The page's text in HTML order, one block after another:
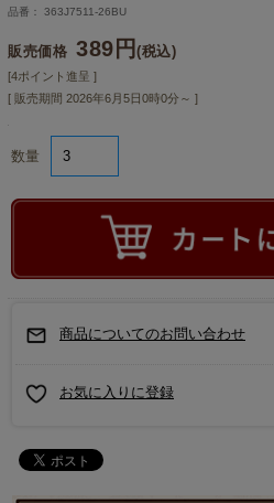
品番： 363J7511-26BU
販売価格 389円(税込)
[4ポイント進呈 ]
[ 販売期間 2026年6月5日0時0分 ～ ]
数量
商品についてのお問い合わせ
お気に入りに登録